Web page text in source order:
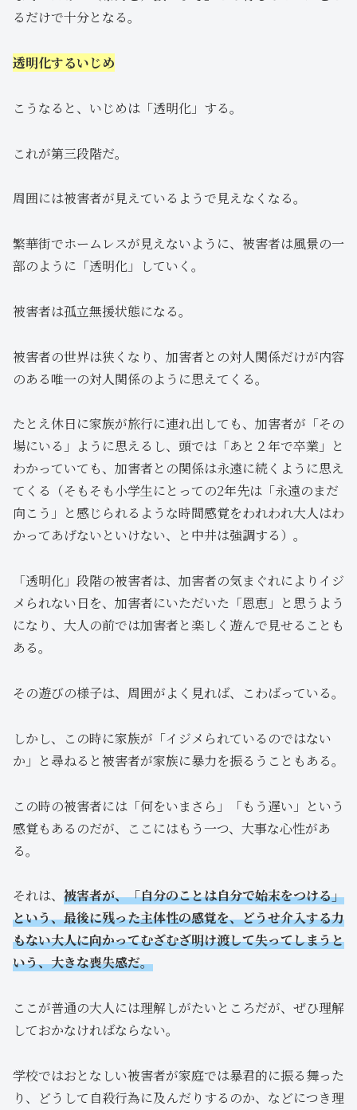
るだけで十分となる。
透明化するいじめ
こうなると、いじめは「透明化」する。
これが第三段階だ。
周囲には被害者が見えているようで見えなくなる。
繁華街でホームレスが見えないように、被害者は風景の一
部のように「透明化」していく。
被害者は孤立無援状態になる。
被害者の世界は狭くなり、加害者との対人関係だけが内容
のある唯一の対人関係のように思えてくる。
たとえ休日に家族が旅行に連れ出しても、加害者が「その
場にいる」ように思えるし、頭では「あと２年で卒業」と
わかっていても、加害者との関係は永遠に続くように思え
てくる（そもそも小学生にとっての2年先は「永遠のまだ
向こう」と感じられるような時間感覚をわれわれ大人はわ
かってあげないといけない、と中井は強調する）。
「透明化」段階の被害者は、加害者の気まぐれによりイジ
メられない日を、加害者にいただいた「恩恵」と思うよう
になり、大人の前では加害者と楽しく遊んで見せることも
ある。
その遊びの様子は、周囲がよく見れば、こわばっている。
しかし、この時に家族が「イジメられているのではない
か」と尋ねると被害者が家族に暴力を振るうこともある。
この時の被害者には「何をいまさら」「もう遅い」という
感覚もあるのだが、ここにはもう一つ、大事な心性があ
る。
それは、 被害者が、「自分のことは自分で始末をつける」
という、最後に残った主体性の感覚を、どうせ介入する力
もない大人に向かってむざむざ明け渡して失ってしまうと
いう、大きな喪失感だ。
ここが普通の大人には理解しがたいところだが、ぜひ理解
しておかなければならない。
学校ではおとなしい被害者が家庭では暴君的に振る舞った
り、どうして自殺行為に及んだりするのか、などにつき理